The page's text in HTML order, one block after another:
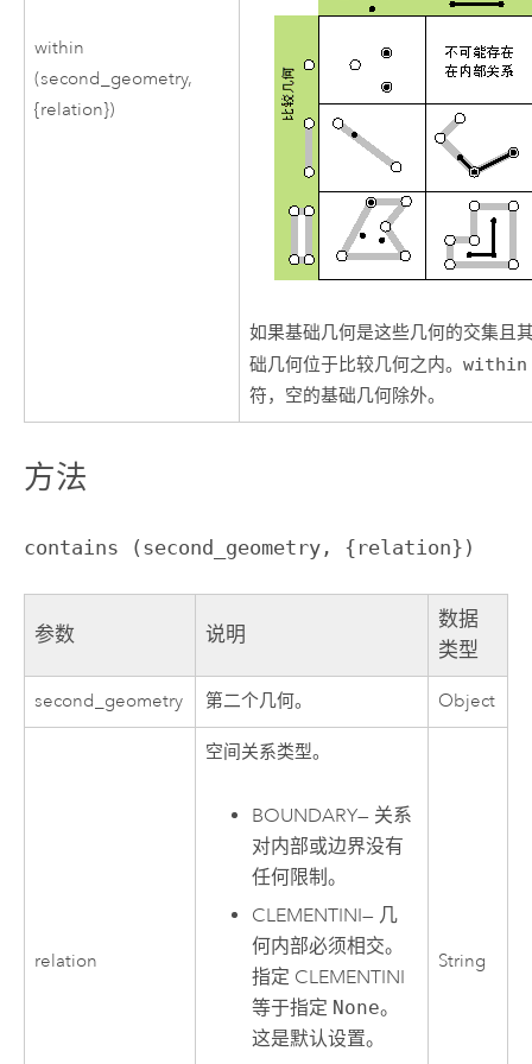
within
(second_geometry,
{relation})
如果基础几何是这些几何的交集且
础几何位于比较几何之内。within
符，空的基础几何除外。
方法
contains (second_geometry, {relation})
参数 说明
数据
类型
second_geometry 第二个几何。 Object
relation
空间关系类型。
BOUNDARY— 关系
对内部或边界没有
任何限制。
CLEMENTINI— 几
何内部必须相交。
指定 CLEMENTINI
等于指定 None。
这是默认设置。
String